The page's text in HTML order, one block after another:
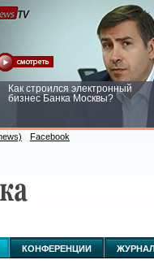
Как строился электронный
бизнес Банка Москвы?
Facebook
КОНФЕРЕНЦИИ